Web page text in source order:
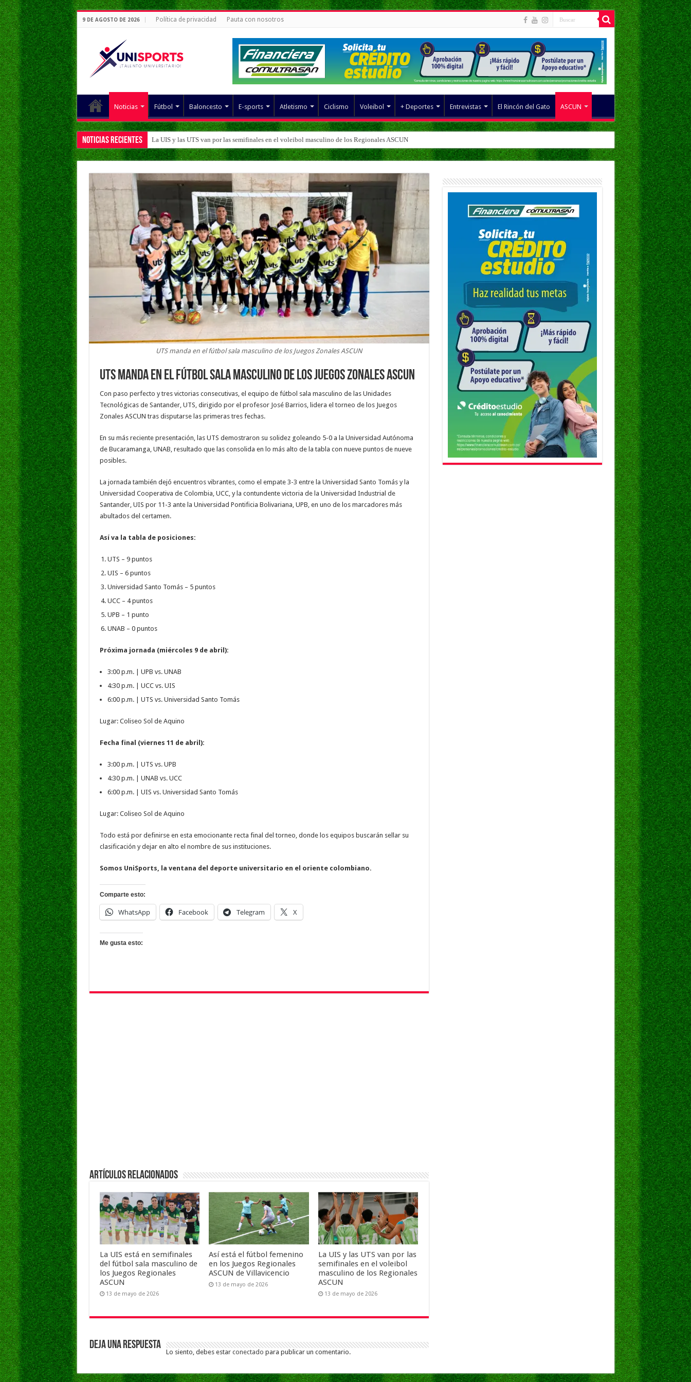
9 DE AGOSTO DE 2026 Política de privacidad Pauta con nosotros
Noticias Fútbol Baloncesto E-sports Atletismo Ciclismo Voleibol + Deportes Entrevistas El Rincón del Gato ASCUN
Noticias Recientes La UIS y las UTS van por las semifinales en el voleibol masculino de los Regionales ASCUN
La UIS y la UTS ganan en el fútbol sala masculino de los Regionales ASCUN
UTS manda en el fútbol sala masculino de los Juegos Zonales ASCUN
UTS manda en el fútbol sala masculino de los Juegos Zonales ASCUN
Con paso perfecto y tres victorias consecutivas, el equipo de fútbol sala masculino de las Unidades
Tecnológicas de Santander, UTS, dirigido por el profesor José Barrios, lidera el torneo de los Juegos
Zonales ASCUN tras disputarse las primeras tres fechas.
En su más reciente presentación, las UTS demostraron su solidez goleando 5-0 a la Universidad Autónoma
de Bucaramanga, UNAB, resultado que las consolida en lo más alto de la tabla con nueve puntos de nueve
posibles.
La jornada también dejó encuentros vibrantes, como el empate 3-3 entre la Universidad Santo Tomás y la
Universidad Cooperativa de Colombia, UCC, y la contundente victoria de la Universidad Industrial de
Santander, UIS por 11-3 ante la Universidad Pontificia Bolivariana, UPB, en uno de los marcadores más
abultados del certamen.
Así va la tabla de posiciones:
UTS – 9 puntos
UIS – 6 puntos
Universidad Santo Tomás – 5 puntos
UCC – 4 puntos
UPB – 1 punto
UNAB – 0 puntos
Próxima jornada (miércoles 9 de abril):
3:00 p.m. | UPB vs. UNAB
4:30 p.m. | UCC vs. UIS
6:00 p.m. | UTS vs. Universidad Santo Tomás
Lugar: Coliseo Sol de Aquino
Fecha final (viernes 11 de abril):
3:00 p.m. | UTS vs. UPB
4:30 p.m. | UNAB vs. UCC
6:00 p.m. | UIS vs. Universidad Santo Tomás
Lugar: Coliseo Sol de Aquino
Todo está por definirse en esta emocionante recta final del torneo, donde los equipos buscarán sellar su
clasificación y dejar en alto el nombre de sus instituciones.
Somos UniSports, la ventana del deporte universitario en el oriente colombiano.
Comparte esto:
WhatsApp Facebook Telegram X
Me gusta esto:
Artículos Relacionados
La UIS está en semifinales
del fútbol sala masculino de
los Juegos Regionales
ASCUN
13 de mayo de 2026
Así está el fútbol femenino
en los Juegos Regionales
ASCUN de Villavicencio
13 de mayo de 2026
La UIS y las UTS van por las
semifinales en el voleibol
masculino de los Regionales
ASCUN
13 de mayo de 2026
Deja una respuesta
Lo siento, debes estar conectado para publicar un comentario.